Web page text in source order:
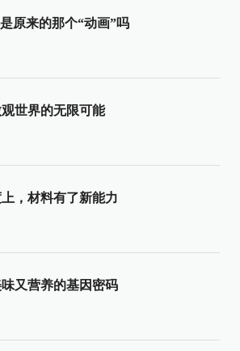
原来的那个“动画”吗
世界的无限可能
，材料有了新能力
又营养的基因密码